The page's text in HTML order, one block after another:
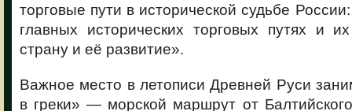
торговые пути в исторической судьбе
главных исторических торговых путях и
страну и её развитие».
Важное место в летописи Древней Руси
в греки» — морской маршрут от